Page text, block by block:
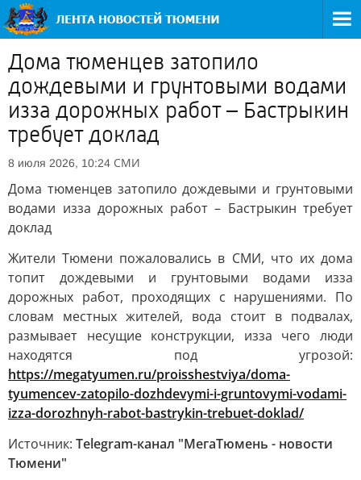
Дома тюменцев затопило
дождевыми и грунтовыми водами
изза дорожных работ – Бастрыкин
требует доклад
8 июля 2026, 10:24 СМИ
Дома тюменцев затопило дождевыми и грунтовыми
водами изза дорожных работ – Бастрыкин требует
доклад
Жители Тюмени пожаловались в СМИ, что их дома
топит дождевыми и грунтовыми водами изза
дорожных работ, проходящих с нарушениями. По
словам местных жителей, вода стоит в подвалах,
размывает несущие конструкции, изза чего люди
находятся под угрозой:
https://megatyumen.ru/proisshestviya/doma-
tyumencev-zatopilo-dozhdevymi-i-gruntovymi-vodami-
izza-dorozhnyh-rabot-bastrykin-trebuet-doklad/
Источник: Telegram-канал "МегаТюмень - новости
Тюмени"